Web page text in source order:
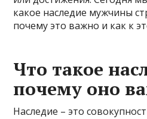
какое наследие мужчины
почему это важно и как к
Что такое
почему оно
Наследие – это